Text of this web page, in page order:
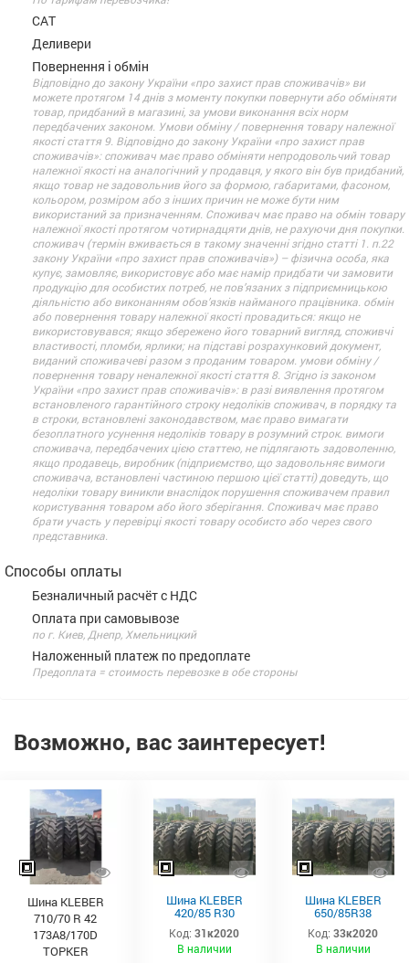
САТ
Деливери
Повернення і обмін
Відповідно до закону України «про захист прав споживачів» ви
можете протягом 14 днів з моменту покупки повернути або обміняти
товар, придбаний в магазині, за умови виконання всіх норм
передбачених законом. Умови обміну / повернення товару належної
якості стаття 9. Відповідно до закону України «про захист прав
споживачів»: споживач має право обміняти непродовольчий товар
належної якості на аналогічний у продавця, у якого він був придбаний,
якщо товар не задовольнив його за формою, габаритами, фасоном,
кольором, розміром або з інших причин не може бути ним
використаний за призначенням. Споживач має право на обмін товару
належної якості протягом чотирнадцяти днів, не рахуючи дня покупки.
споживач (термін вживається в такому значенні згідно статті 1. п.22
закону України «про захист прав споживачів») – фізична особа, яка
купує, замовляє, використовує або має намір придбати чи замовити
продукцію для особистих потреб, не пов’язаних з підприємницькою
діяльністю або виконанням обов’язків найманого працівника. обмін
або повернення товару належної якості провадиться: якщо не
використовувався; якщо збережено його товарний вигляд, споживчі
властивості, пломби, ярлики; на підставі розрахунковий документ,
виданий споживачеві разом з проданим товаром. умови обміну /
повернення товару неналежної якості стаття 8. Згідно із законом
України «про захист прав споживачів»: в разі виявлення протягом
встановленого гарантійного строку недоліків споживач, в порядку та
в строки, встановлені законодавством, має право вимагати
безоплатного усунення недоліків товару в розумний строк. вимоги
споживача, передбачених цією статтею, не підлягають задоволенню,
якщо продавець, виробник (підприємство, що задовольняє вимоги
споживача, встановлені частиною першою цієї статті) доведуть, що
недоліки товару виникли внаслідок порушення споживачем правил
користування товаром або його зберігання. Споживач має право
брати участь у перевірці якості товару особисто або через свого
представника.
Способы оплаты
Безналичный расчёт с НДС
Оплата при самовывозе
по г. Киев, Днепр, Хмельницкий
Наложенный платеж по предоплате
Предоплата = стоимость перевозке в обе стороны
Возможно, вас заинтересует!
Шина KLEBER
710/70 R 42
173A8/170D
TOPKER
Шина KLEBER
420/85 R30
140A8/137B TL
TRAKER
Код: 31к2020
В наличии
Шина KLEBER
650/85R38
173А8/170D TL
TOPKER
Код: 33к2020
В наличии